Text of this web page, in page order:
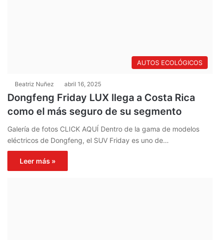
AUTOS ECOLÓGICOS
Beatriz Nuñez abril 16, 2025
Dongfeng Friday LUX llega a Costa Rica
como el más seguro de su segmento
Galería de fotos CLICK AQUÍ Dentro de la gama de modelos
eléctricos de Dongfeng, el SUV Friday es uno de…
Leer más »